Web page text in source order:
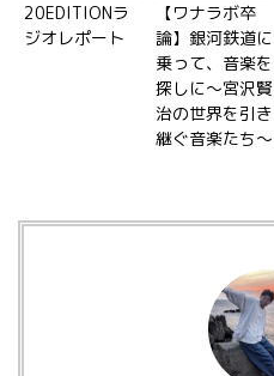
20EDITIONラ
ジオレポート
【ワナラボ卒
論】銀河鉄道に
乗って、音楽を
探しに〜宮沢賢
治の世界を引き
継ぐ音楽たち〜